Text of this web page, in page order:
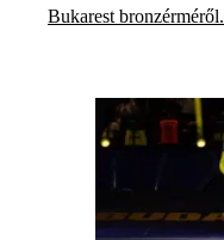
Bukarest bronzérméről.